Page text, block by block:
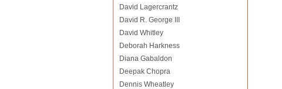
David Lagercrantz
David R. George III
David Whitley
Deborah Harkness
Diana Gabaldon
Deepak Chopra
Dennis Wheatley